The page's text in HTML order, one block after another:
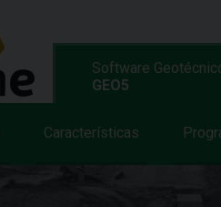
Software
GEO5
Características